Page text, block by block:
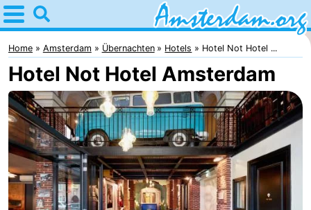
Home
Amsterdam
Interessante
Ausflüge
Für
Kindern
Für
Junge
Erwachsene
Kostenlos
Übernachten
Home Amsterdam Übernachten Hotels Hotel Not Hotel ...
Hotel Not Hotel Amsterdam